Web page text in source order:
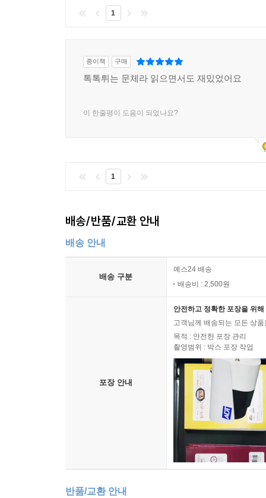
1
종이책 구매
톡톡튀는 문체라 읽으면서도 재밌었어요
이 한줄평이 도움이 되었나요?
1
배송/반품/교환 안내
배송 안내
배송 구분
예스24 배송
배송비 : 2,500원
포장 안내
안전하고 정확한 포장을 위
고객님께 배송되는 모든 상
목적 : 안전한 포장 관리
촬영범위 : 박스 포장 작업
반품/교환 안내